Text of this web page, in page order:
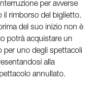
per avverse
il rimborso del biglietto.
del suo inizio non è
potrà acquistare un
per uno degli spettacoli
alla
annullato.